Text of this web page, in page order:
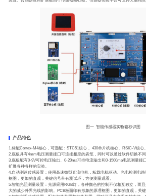
图一 智能传感器实验箱标识图
产品特色
1.标配Cortex-M4核心，可选配：STC51核心， 430单片机核心、RSIC-V核心
2.底板具有4mm电压测量接口可连接相应的表笔，同时可以通过软件切换不同
3.底板配有0-9V可控电压输出、0-20ma可控电流输出和0-1500ma电流测量接
扩展各种各样的实验。
4.自动测速传感装置：使用高速微型直流电机，板载电机驱动、光电检测电
框图，更加的直观，关键信号带有测试环，方便测量观看。
5.智能光照测量装置：光源采用RGB灯，各种颜色的控制不仅相互独立，而
大的减少外界光线的影响。PCB板面印有形象的原理框图，更加的直观，关